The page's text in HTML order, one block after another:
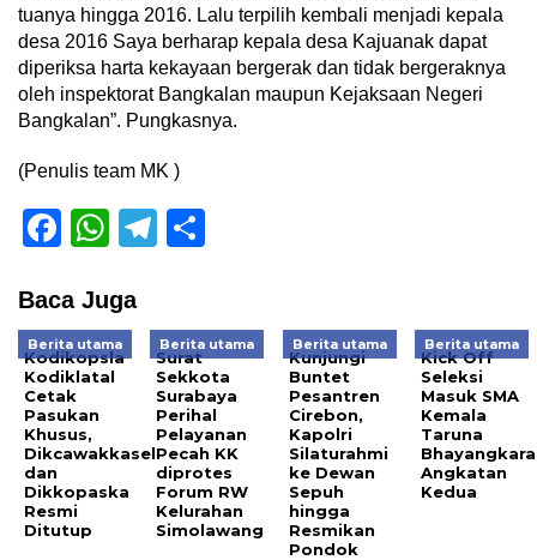
tuanya hingga 2016. Lalu terpilih kembali menjadi kepala
desa 2016 Saya berharap kepala desa Kajuanak dapat
diperiksa harta kekayaan bergerak dan tidak bergeraknya
oleh inspektorat Bangkalan maupun Kejaksaan Negeri
Bangkalan”. Pungkasnya.
(Penulis team MK )
Facebook
WhatsApp
Telegram
Baca Juga
Berita utama
Kodikopsla
Kodiklatal
Cetak
Pasukan
Khusus,
Dikcawakkasel
dan
Dikkopaska
Resmi
Ditutup
Berita utama
Surat
Sekkota
Surabaya
Perihal
Pelayanan
Pecah KK
diprotes
Forum RW
Kelurahan
Simolawang
Berita utama
Kunjungi
Buntet
Pesantren
Cirebon,
Kapolri
Silaturahmi
ke Dewan
Sepuh
hingga
Resmikan
Pondok
Berita utama
Kick Off
Seleksi
Masuk SMA
Kemala
Taruna
Bhayangkara
Angkatan
Kedua